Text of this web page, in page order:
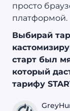
просто
платформой.
Выбирай
старт был
который
тарифу